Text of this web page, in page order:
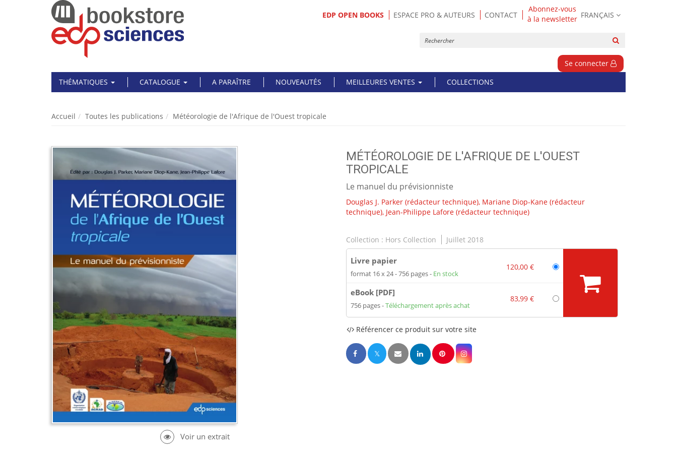
EDP OPEN BOOKS ESPACE PRO & AUTEURS CONTACT
Abonnez-vous
à la newsletter FRANÇAIS
Se connecter
THÉMATIQUES
CATALOGUE A PARAÎTRE NOUVEAUTÉS MEILLEURES VENTES COLLECTIONS
Accueil Toutes les publications Météorologie de l'Afrique de l'Ouest tropicale
MÉTÉOROLOGIE DE L'AFRIQUE DE L'OUEST
TROPICALE
Le manuel du prévisionniste
Douglas J. Parker (rédacteur technique), Mariane Diop-Kane (rédacteur
technique), Jean-Philippe Lafore (rédacteur technique)
Collection : Hors Collection Juillet 2018
Livre papier
format 16 x 24 756 pages En stock
120,00 €
eBook [PDF]
756 pages Téléchargement après achat
83,99 €
Référencer ce produit sur votre site